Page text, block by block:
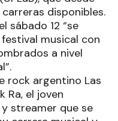
disponibles.
sábado 12 “se
musical con
a nivel
rock argentino Las
Ra, el joven
streamer que se